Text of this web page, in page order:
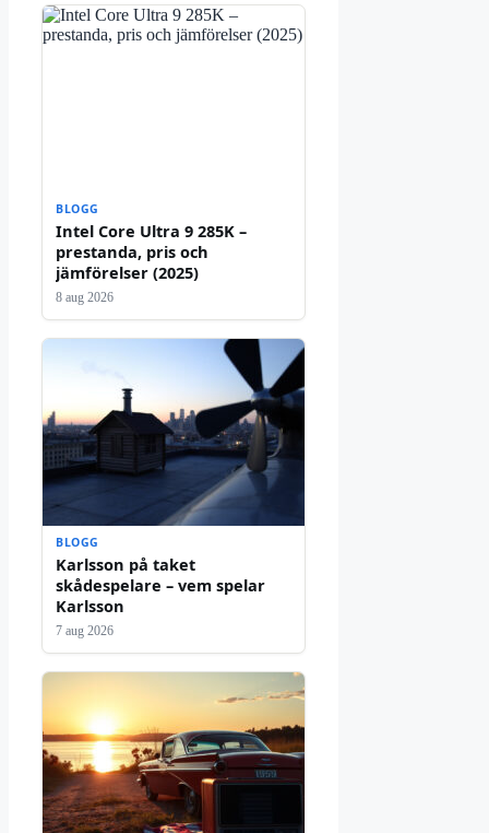
BLOGG
Intel Core Ultra 9 285K –
prestanda, pris och
jämförelser (2025)
8 aug 2026
BLOGG
Karlsson på taket
skådespelare – vem spelar
Karlsson
7 aug 2026